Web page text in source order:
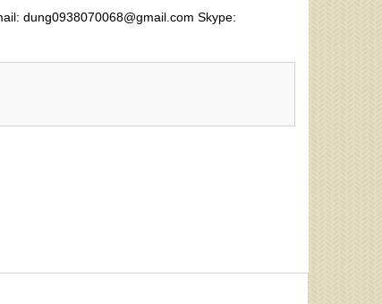
dung0938070068@gmail.com Skype: